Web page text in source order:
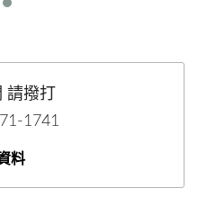
撥打
1741
料